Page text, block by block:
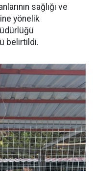
sağlığı ve
yönelik
belirtildi.